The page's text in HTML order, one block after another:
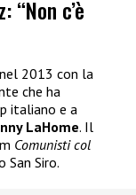
“Non c’è
2013 con la
che ha
italiano e a
LaHome. Il
Comunisti col
Siro.